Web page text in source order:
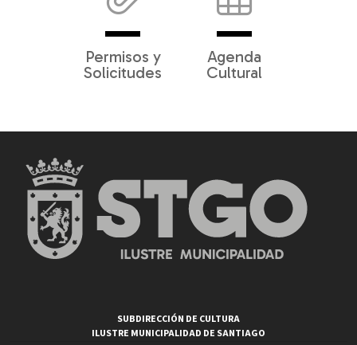
Permisos y
Solicitudes
Agenda
Cultural
SUBDIRECCIÓN DE CULTURA
ILUSTRE MUNICIPALIDAD DE SANTIAGO